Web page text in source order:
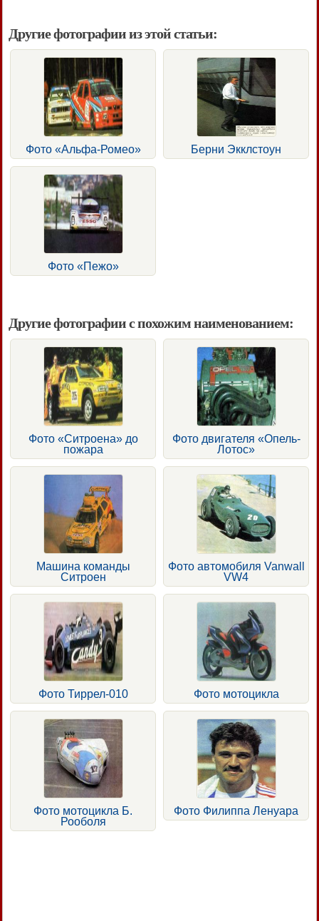
Другие фотографии из этой статьи:
Фото «Альфа-Ромео» Берни Экклстоун
Фото «Пежо»
Другие фотографии с похожим наименованием:
Фото «Ситроена» до
пожара
Фото двигателя «Опель-
Лотос»
Машина команды
Ситроен
Фото автомобиля Vanwall
VW4
Фото Тиррел-010 Фото мотоцикла
Фото мотоцикла Б.
Рооболя
Фото Филиппа Ленуара